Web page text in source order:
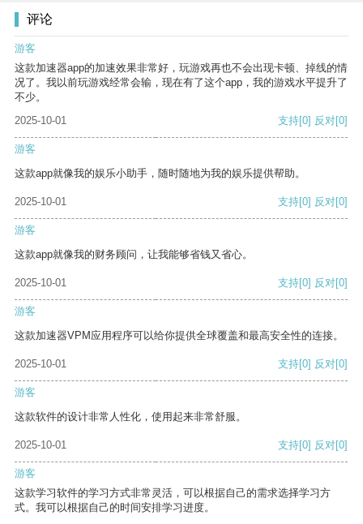
评论
游客
这款加速器app的加速效果非常好，玩游戏再也不会出现卡顿、掉线的情
况了。我以前玩游戏经常会输，现在有了这个app，我的游戏水平提升了
不少。
2025-10-01
支持[0] 反对[0]
游客
这款app就像我的娱乐小助手，随时随地为我的娱乐提供帮助。
2025-10-01 支持[0] 反对[0]
游客
这款app就像我的财务顾问，让我能够省钱又省心。
2025-10-01 支持[0] 反对[0]
游客
这款加速器VPM应用程序可以给你提供全球覆盖和最高安全性的连接。
2025-10-01 支持[0] 反对[0]
游客
这款软件的设计非常人性化，使用起来非常舒服。
2025-10-01 支持[0] 反对[0]
游客
这款学习软件的学习方式非常灵活，可以根据自己的需求选择学习方
式。我可以根据自己的时间安排学习进度。